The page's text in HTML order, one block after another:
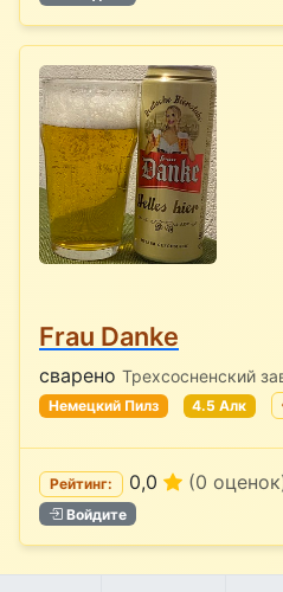
Frau Danke
сварено Трехсосненский
Немецкий Пилз 4.5 Алк
Рейтинг: 0,0 (0
Войдите